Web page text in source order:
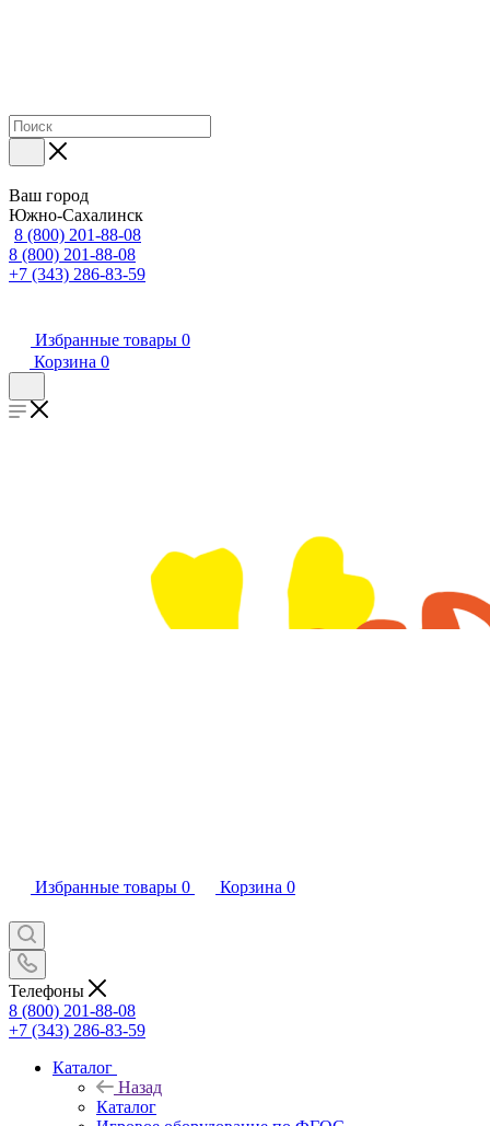
Ваш город
Южно-Сахалинск
8 (800) 201-88-08
8 (800) 201-88-08
+7 (343) 286-83-59
Избранные товары 0
Корзина 0
Избранные товары 0 Корзина 0
Телефоны
8 (800) 201-88-08
+7 (343) 286-83-59
Каталог
Назад
Каталог